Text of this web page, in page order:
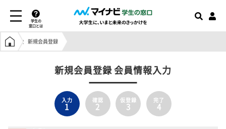
学生の
窓口とは
学生の窓口トップ
新規会員登録
新規会員登録 会員情報入力
入力
1
確認
2
仮登録
3
完了
4